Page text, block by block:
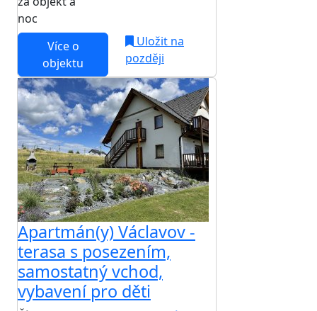
noc
Více o
objektu
Uložit na
později
Apartmán(y) Václavov -
terasa s posezením,
samostatný vchod,
vybavení pro děti